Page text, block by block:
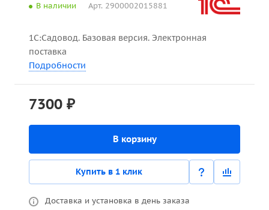
В наличии Арт. 2900002015881
1С:Садовод. Базовая версия. Электронная
поставка
Подробности
7300 ₽
В корзину
Купить в 1 клик
Доставка и установка в день заказа